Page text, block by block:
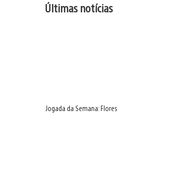
Últimas notícias
Jogada da Semana: Flores